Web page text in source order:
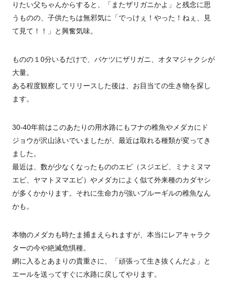
りたい父ちゃんからすると、「またザリガニかよ」と残念に思
うものの、子供たちは無邪気に「でっけぇ！やった！ねぇ、見
て見て！！」と興奮気味。
ものの１0分いるだけで、バケツにザリガニ、オタマジャクシが
大量。
ある程度観察してリリースした後は、お目当ての生き物を探し
ます。
30-40年前はこのあたりの用水路にもフナの稚魚やメダカにド
ジョウが沢山泳いでいましたが、最近は取れる種類が変ってき
ました。
最近は、数が少なくなったもののエビ（スジエビ、ミナミヌマ
エビ、ヤマトヌマエビ）やメダカによく似て外来種のカダヤシ
が多くかかります。それに生命力が強いブルーギルの稚魚なん
かも。
本物のメダカも時たま捕まえられますが、本当にレアキャラク
ターの今や絶滅危惧種。
網に入るとあまりの貴重さに、「頑張って生き抜くんだよ」と
エールを送ってすぐに水路に戻してやります。